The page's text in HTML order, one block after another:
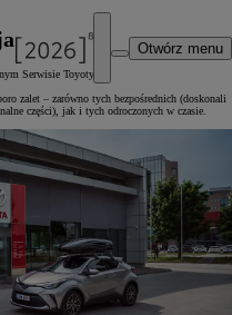
Otwórz menu
Serwisie Toyoty.
zalet – zarówno tych bezpośrednich (doskonali
części), jak i tych odroczonych w czasie.